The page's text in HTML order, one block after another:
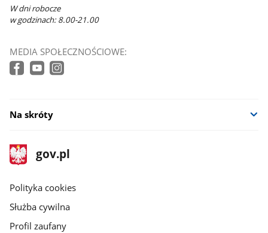
W dni robocze
w godzinach: 8.00-21.00
MEDIA SPOŁECZNOŚCIOWE:
Na skróty
stopka
gov.pl
Strona
gov.pl
gov.pl
Polityka cookies
Służba cywilna
Profil zaufany